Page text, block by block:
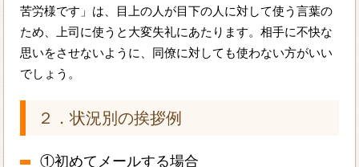
苦労様です」は、目上の人が目下の人に対して使う言葉の
ため、上司に使うと大変失礼にあたります。相手に不快な
思いをさせないように、同僚に対しても使わない方がいい
でしょう。
２．状況別の挨拶例
①初めてメールする場合